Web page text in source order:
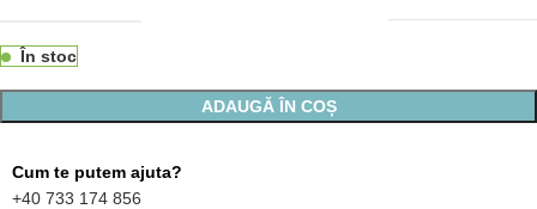
În stoc
ADAUGĂ ÎN COȘ
Cum te putem ajuta?
+40 733 174 856